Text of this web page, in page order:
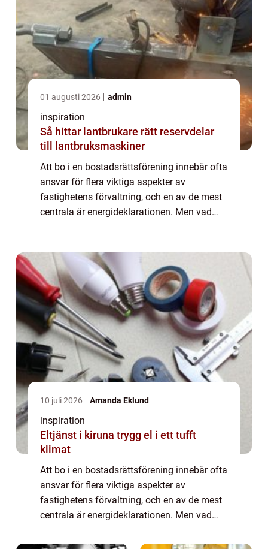
01 augusti 2026 admin
inspiration
Så hittar lantbrukare rätt reservdelar
till lantbruksmaskiner
Att bo i en bostadsrättsförening innebär ofta
ansvar för flera viktiga aspekter av
fastighetens förvaltning, och en av de mest
centrala är energideklarationen. Men vad
10 juli 2026 Amanda Eklund
inspiration
Eltjänst i kiruna trygg el i ett tufft
klimat
Att bo i en bostadsrättsförening innebär ofta
ansvar för flera viktiga aspekter av
fastighetens förvaltning, och en av de mest
centrala är energideklarationen. Men vad